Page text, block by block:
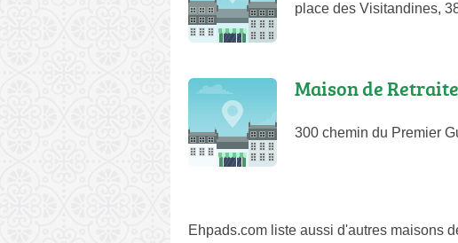
place des Visitandines,
Maison de
300 chemin du Premier
Ehpads.com liste aussi d'autres maisons